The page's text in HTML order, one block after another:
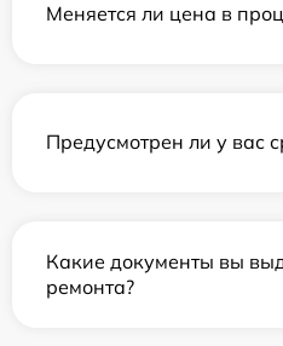
Меняется ли цена в
Предусмотрен ли у вас
Какие документы вы
ремонта?